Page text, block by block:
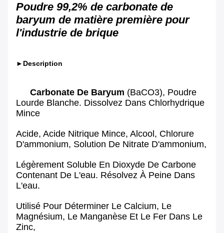
Poudre 99,2% de carbonate de
baryum de matière première pour
l'industrie de brique
►Description
Carbonate De Baryum (BaCO3), Poudre
Lourde Blanche. Dissolvez Dans Chlorhydrique
Mince
Acide, Acide Nitrique Mince, Alcool, Chlorure
D'ammonium, Solution De Nitrate D'ammonium,
Légèrement Soluble En Dioxyde De Carbone
Contenant De L'eau. Résolvez À Peine Dans
L'eau.
Utilisé Pour Déterminer Le Calcium, Le
Magnésium, Le Manganèse Et Le Fer Dans Le
Zinc,